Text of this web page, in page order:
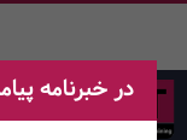
در خبرنامه